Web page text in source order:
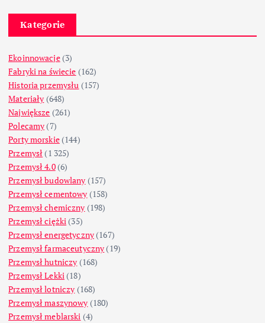
Kategorie
Ekoinnowacje(3)
Fabryki na świecie (162)
Historia przemysłu (157)
Materiały (648)
Największe (261)
Polecamy (7)
Porty morskie(144)
Przemysł (1 325)
Przemysł 4.0(6)
Przemysł budowlany (157)
Przemysł cementowy (158)
Przemysł chemiczny (198)
Przemysł ciężki (35)
Przemysł energetyczny (167)
Przemysł farmaceutyczny (19)
Przemysł hutniczy (168)
Przemysł Lekki (18)
Przemysł lotniczy (168)
Przemysł maszynowy (180)
Przemysł meblarski (4)